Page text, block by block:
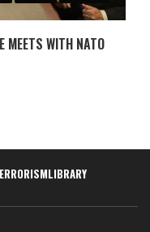
MEETS WITH NATO
LIBRARY